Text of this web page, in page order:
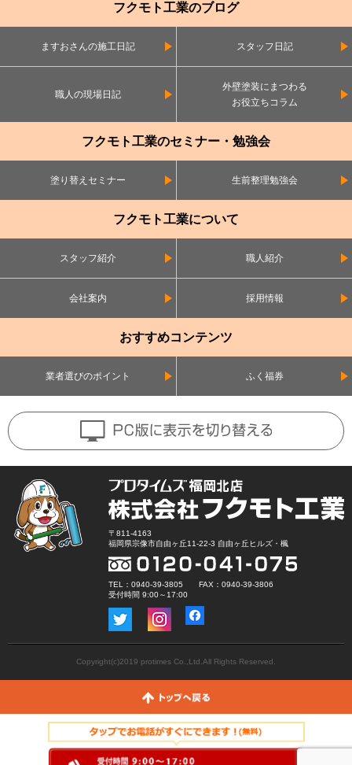
フクモト工業のブログ
ますおさんの施工日記 スタッフ日記
職人の現場日記
外壁塗装にまつわる
お役立ちコラム
フクモト工業のセミナー・勉強会
塗り替えセミナー 生前整理勉強会
フクモト工業について
スタッフ紹介 職人紹介
会社案内 採用情報
おすすめコンテンツ
業者選びのポイント ふく福券
〒811-4163
福岡県宗像市自由ヶ丘11-22-3 自由ヶ丘ヒルズ・楓
TEL：0940-39-3805 FAX：0940-39-3806
受付時間 9:00～17:00
Copyright(c)2019 protimes Co.,Ltd.All Rights Reserved.